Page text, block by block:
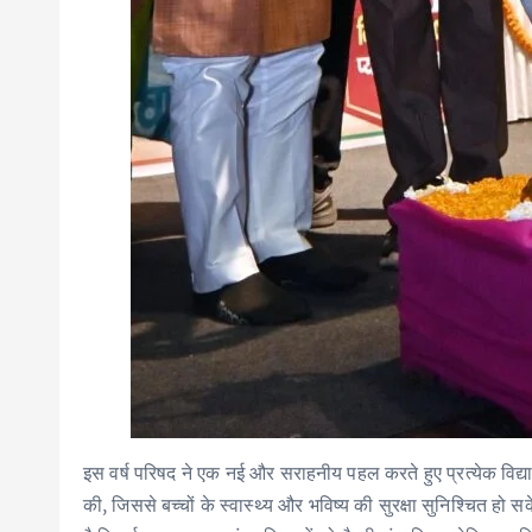
इस वर्ष परिषद ने एक नई और सराहनीय पहल करते हुए प्रत्येक
की, जिससे बच्चों के स्वास्थ्य और भविष्य की सुरक्षा सुनिश्चित हो